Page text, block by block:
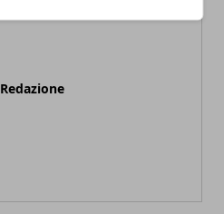
Redazione